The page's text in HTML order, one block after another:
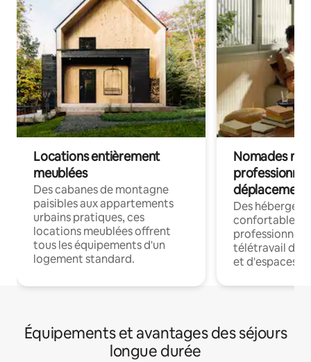
Locations entièrement
meublées
Des cabanes de montagne
paisibles aux appartements
urbains pratiques, ces
locations meublées offrent
tous les équipements d'un
logement standard.
Nomades
déplacement
Des
confortables
professionnels
télétravail
et d'espaces
Équipements et avantages des séjours
longue durée